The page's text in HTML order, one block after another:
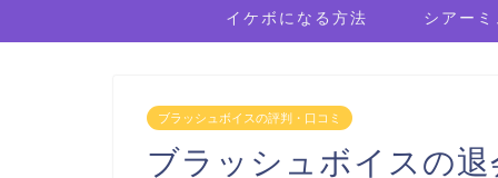
イケボになる方法 シアー
ブラッシュボイスの評判・口コミ
ブラッシュボイスの